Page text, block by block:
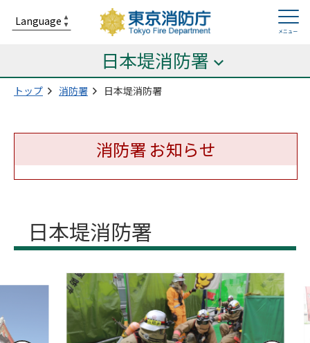
日本堤消防署
トップ 消防署 日本堤消防署
消防署 お知らせ
日本堤消防署